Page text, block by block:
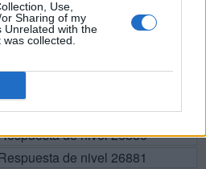
Use,
Sharing of my
Unrelated with the
collected.
de nivel 26875
de nivel 26876
Respuesta de nivel 26877
de nivel 26878
de nivel 26879
de nivel 26880
de nivel 26881